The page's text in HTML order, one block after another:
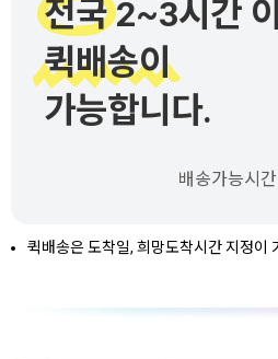
전국 2~3시간
퀵배송이
가능합니다.
배송가능시
퀵배송은 도착일, 희망도착시간 지정이